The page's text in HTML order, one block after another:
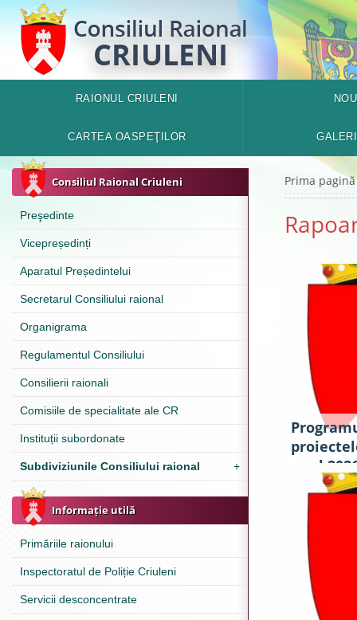
RAIONUL CRIULENI
CARTEA OASPEŢILOR
Consiliul Raional Criuleni
Preşedinte
Vicepreședinți
Aparatul Președintelui
Secretarul Consiliului raional
Organigrama
Regulamentul Consiliului
Consilierii raionali
Comisiile de specialitate ale CR
Instituții subordonate
Subdiviziunile Consiliului raional +
Informație utilă
Primăriile raionului
Inspectoratul de Poliție Criuleni
Servicii desconcentrate
Prima pagină
anul